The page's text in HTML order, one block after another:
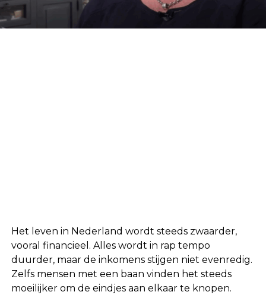
Het leven in Nederland wordt steeds zwaarder,
vooral financieel. Alles wordt in rap tempo
duurder, maar de inkomens stijgen niet evenredig.
Zelfs mensen met een baan vinden het steeds
moeilijker om de eindjes aan elkaar te knopen.